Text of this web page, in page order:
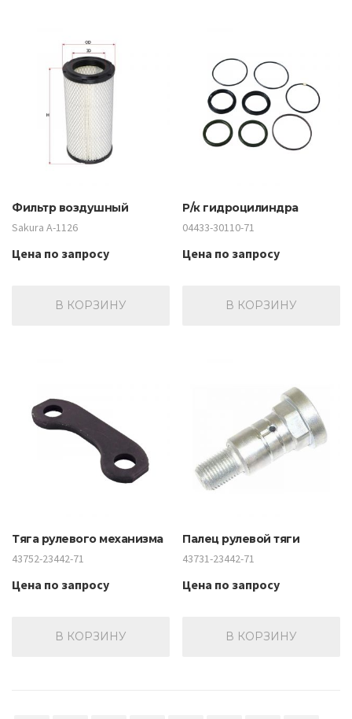
Фильтр воздушный
Sakura A-1126
Цена по запросу
В КОРЗИНУ
Р/к гидроцилиндра
04433-30110-71
Цена по запросу
В КОРЗИНУ
Тяга рулевого механизма
43752-23442-71
Цена по запросу
В КОРЗИНУ
Палец рулевой тяги
43731-23442-71
Цена по запросу
В КОРЗИНУ